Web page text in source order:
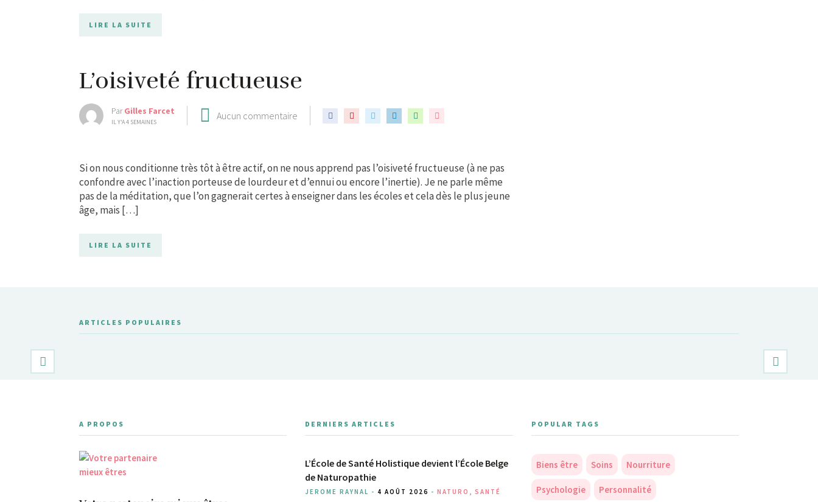
LIRE LA SUITE
L’oisiveté fructueuse
ParGilles Farcet
IL Y'A 4 SEMAINES
Aucun commentaire
Si on nous conditionne très tôt à être actif, on ne nous apprend pas l’oisiveté fructueuse (à ne pas
confondre avec l’inaction porteuse de lourdeur et d’ennui ou encore l’inertie). Je ne parle même
pas de la méditation, que l’on gagnerait certes à enseigner dans les écoles et cela dès le plus jeune
âge, mais […]
LIRE LA SUITE
ARTICLES POPULAIRES
A PROPOS DERNIERS ARTICLES
L’École de Santé Holistique devient l’École Belge
de Naturopathie
JEROME RAYNAL - 4 AOÛT 2026 -NATURO ,SANTÉ
POPULAR TAGS
Biens être Soins Nourriture
Psychologie Personnalité